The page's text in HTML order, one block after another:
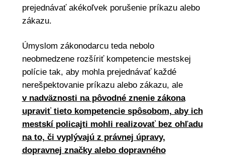
prejednávať akékoľvek porušenie príkazu alebo
zákazu.
Úmyslom zákonodarcu teda nebolo
neobmedzene rozšíriť kompetencie mestskej
polície tak, aby mohla prejednávať každé
nerešpektovanie príkazu alebo zákazu, ale
v nadväznosti na pôvodné znenie zákona
upraviť tieto kompetencie spôsobom, aby ich
mestskí policajti mohli realizovať bez ohľadu
na to, či vyplývajú z právnej úpravy,
dopravnej značky alebo dopravného